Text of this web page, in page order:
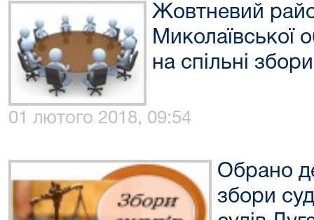
Жовтневий
Миколаївської
на спільні
01 лютого 2018, 09:54
Обрано
збори